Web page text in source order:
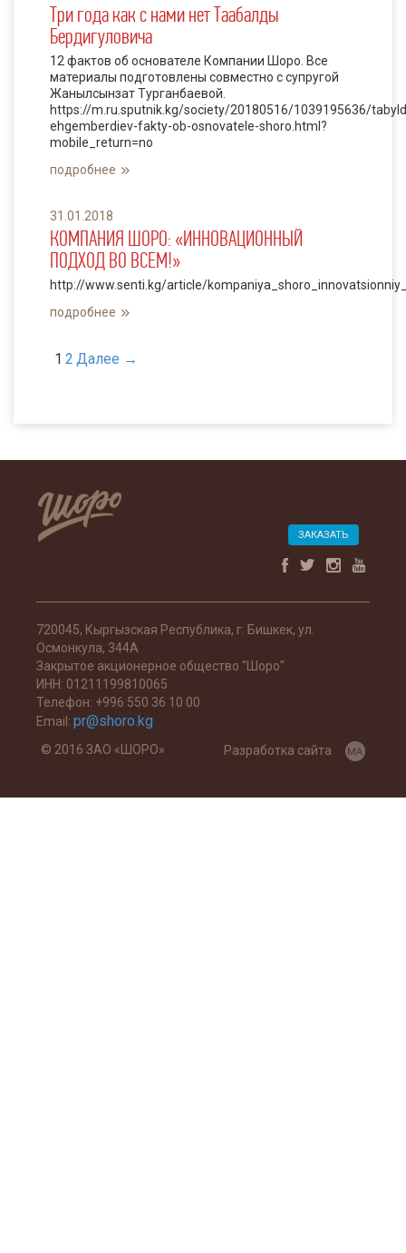
Три года как с нами нет Таабалды
Бердигуловича
12 фактов об основателе Компании Шоро. Все
материалы подготовлены совместно с супругой
Жанылсынзат Турганбаевой.
https://m.ru.sputnik.kg/society/20180516/1039195636/
ehgemberdiev-fakty-ob-osnovatele-shoro.html?
mobile_return=no
подробнее
31.01.2018
КОМПАНИЯ ШОРО: «ИННОВАЦИОННЫЙ
ПОДХОД ВО ВСЕМ!»
http://www.senti.kg/article/
подробнее
1 2 Далее →
ЗАКАЗАТЬ
720045, Кыргызская Республика, г. Бишкек, ул.
Осмонкула, 344А
Закрытое акционерное общество "Шоро"
ИНН: 01211199810065
Телефон: +996 550 36 10 00
Email: pr@shoro.kg
© 2016 ЗАО «ШОРО» Разработка сайта